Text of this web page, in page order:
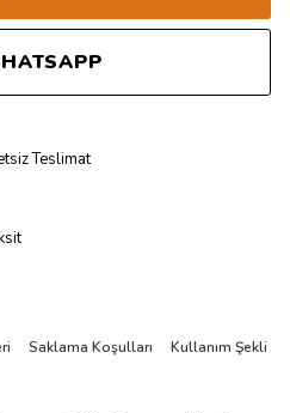
Teslimat
Saklama Koşulları Kullanım Şekli